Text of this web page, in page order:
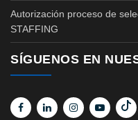
Autorización proceso de
STAFFING
SÍGUENOS EN